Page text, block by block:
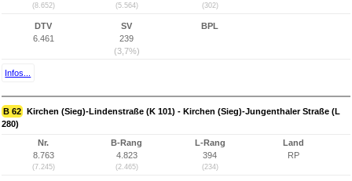
(8.652) (5.564) (302)
DTV
6.461
SV
239
(3,7%)
BPL
Infos...
B 62 Kirchen (Sieg)-Lindenstraße (K 101) - Kirchen (Sieg)-Jungenthaler Straße (L
280)
Nr.
8.763
(7.245)
B-Rang
4.823
(2.465)
L-Rang
394
(234)
Land
RP